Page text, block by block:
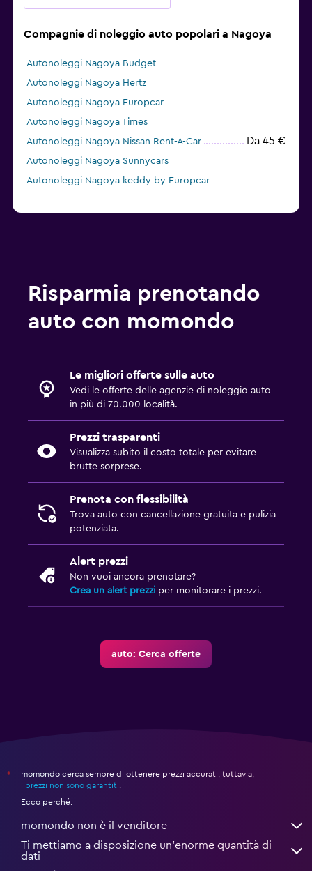
Compagnie di noleggio auto popolari a Nagoya
Autonoleggi Nagoya Budget
Autonoleggi Nagoya Hertz
Autonoleggi Nagoya Europcar
Autonoleggi Nagoya Times
Autonoleggi Nagoya Nissan Rent-A-Car
Da 45 €
Autonoleggi Nagoya Sunnycars
Autonoleggi Nagoya keddy by Europcar
Risparmia prenotando
auto con momondo
Le migliori offerte sulle auto
Vedi le offerte delle agenzie di noleggio auto
in più di 70.000 località.
Prezzi trasparenti
Visualizza subito il costo totale per evitare
brutte sorprese.
Prenota con flessibilità
Trova auto con cancellazione gratuita e pulizia
potenziata.
Alert prezzi
Non vuoi ancora prenotare?
Crea un alert prezzi per monitorare i prezzi.
auto: Cerca offerte
*
momondo cerca sempre di ottenere prezzi accurati, tuttavia,
i prezzi non sono garantiti
Ecco perché:
momondo non è il venditore
Ti mettiamo a disposizione un’enorme quantità di
dati